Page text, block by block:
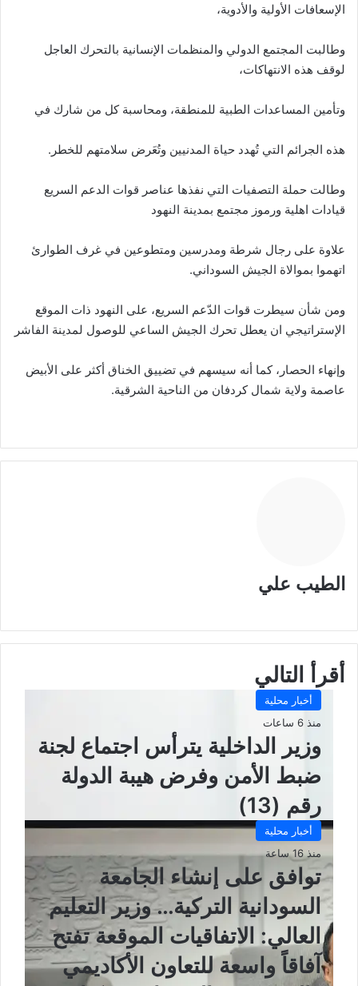
الإسعافات الأولية والأدوية،
وطالبت المجتمع الدولي والمنظمات الإنسانية بالتحرك العاجل
لوقف هذه الانتهاكات،
وتأمين المساعدات الطبية للمنطقة، ومحاسبة كل من شارك في
هذه الجرائم التي تُهدد حياة المدنيين وتُعَرض سلامتهم للخطر.
وطالت حملة التصفيات التي نفذها عناصر قوات الدعم السريع
قيادات اهلية ورموز مجتمع بمدينة النهود
علاوة على رجال شرطة ومدرسين ومتطوعين في غرف الطوارئ
اتهموا بموالاة الجيش السوداني.
ومن شأن سيطرت قوات الدّعم السريع، على النهود ذات الموقع
الإستراتيجي ان يعطل تحرك الجيش الساعي للوصول لمدينة الفاشر
وإنهاء الحصار، كما أنه سيسهم في تضييق الخناق أكثر على الأبيض
عاصمة ولاية شمال كردفان من الناحية الشرقية.
الطيب علي
أقرأ التالي
أخبار محلية
منذ 6 ساعات
وزير الداخلية يترأس اجتماع لجنة
ضبط الأمن وفرض هيبة الدولة
رقم (13)
أخبار محلية
منذ 16 ساعة
توافق على إنشاء الجامعة
السودانية التركية… وزير التعليم
العالي: الاتفاقيات الموقعة تفتح
آفاقاً واسعة للتعاون الأكاديمي